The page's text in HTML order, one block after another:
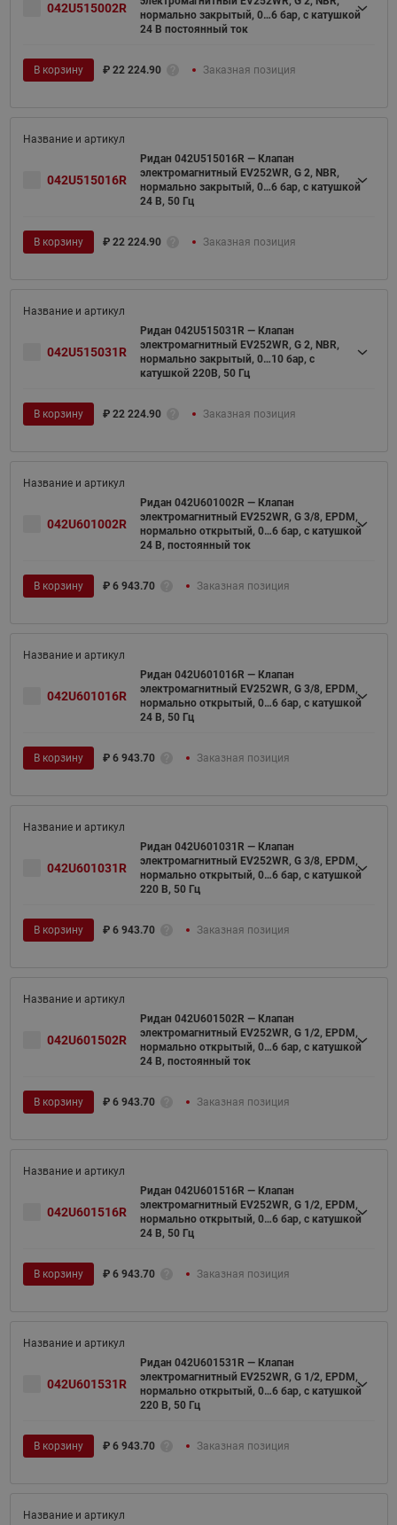
042U515002R
нормально закрытый, 0…6 бар, с катушкой
24 В постоянный ток
В корзину ₽ 22 224.90 Заказная позиция
042U515016R
Ридан 042U515016R — Клапан
электромагнитный EV252WR, G 2, NBR,
нормально закрытый, 0…6 бар, с катушкой
24 В, 50 Гц
В корзину ₽ 22 224.90 Заказная позиция
042U515031R
Ридан 042U515031R — Клапан
электромагнитный EV252WR, G 2, NBR,
нормально закрытый, 0…10 бар, с
катушкой 220В, 50 Гц
В корзину ₽ 22 224.90 Заказная позиция
042U601002R
Ридан 042U601002R — Клапан
электромагнитный EV252WR, G 3/8, EPDM,
нормально открытый, 0…6 бар, с катушкой
24 В, постоянный ток
В корзину ₽ 6 943.70 Заказная позиция
042U601016R
Ридан 042U601016R — Клапан
электромагнитный EV252WR, G 3/8, EPDM,
нормально открытый, 0…6 бар, с катушкой
24 В, 50 Гц
В корзину ₽ 6 943.70 Заказная позиция
042U601031R
Ридан 042U601031R — Клапан
электромагнитный EV252WR, G 3/8, EPDM,
нормально открытый, 0…6 бар, с катушкой
220 В, 50 Гц
В корзину ₽ 6 943.70 Заказная позиция
042U601502R
Ридан 042U601502R — Клапан
электромагнитный EV252WR, G 1/2, EPDM,
нормально открытый, 0…6 бар, с катушкой
24 В, постоянный ток
В корзину ₽ 6 943.70 Заказная позиция
042U601516R
Ридан 042U601516R — Клапан
электромагнитный EV252WR, G 1/2, EPDM,
нормально открытый, 0…6 бар, с катушкой
24 В, 50 Гц
В корзину ₽ 6 943.70 Заказная позиция
042U601531R
Ридан 042U601531R — Клапан
электромагнитный EV252WR, G 1/2, EPDM,
нормально открытый, 0…6 бар, с катушкой
220 В, 50 Гц
В корзину ₽ 6 943.70 Заказная позиция